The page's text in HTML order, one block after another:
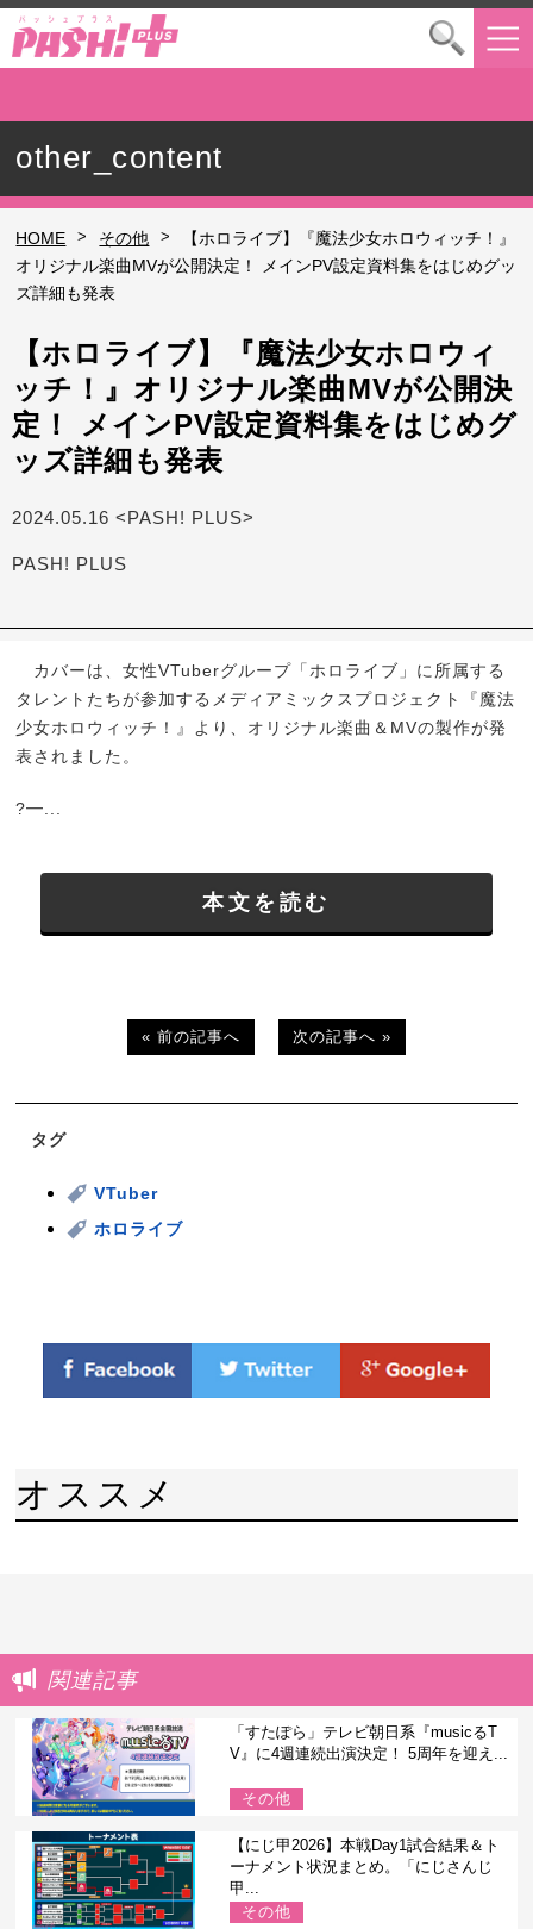
other_content
HOME > その他 >
【ホロライブ】『魔法少女ホロウィッチ！』
オリジナル楽曲MVが公開決定！ メインPV設定資料集をはじめグッ
ズ詳細も発表
【ホロライブ】『魔法少女ホロウィ
ッチ！』オリジナル楽曲MVが公開決
定！ メインPV設定資料集をはじめグ
ッズ詳細も発表
2024.05.16 <PASH! PLUS>
PASH! PLUS
カバーは、女性VTuberグループ「ホロライブ」に所属する
タレントたちが参加するメディアミックスプロジェクト『魔法
少女ホロウィッチ！』より、オリジナル楽曲＆MVの製作が発
表されました。
?━...
本文を読む
« 前の記事へ 次の記事へ »
タグ
VTuber
ホロライブ
オススメ
関連記事
「すたぽら」テレビ朝日系『musicるT
V』に4週連続出演決定！ 5周年を迎え...
その他
【にじ甲2026】本戦Day1試合結果＆ト
ーナメント状況まとめ。「にじさんじ
甲...
その他